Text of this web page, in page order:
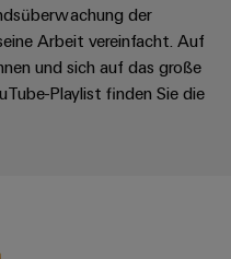
der
Arbeit vereinfacht. Auf
und sich auf das große
Playlist finden Sie die